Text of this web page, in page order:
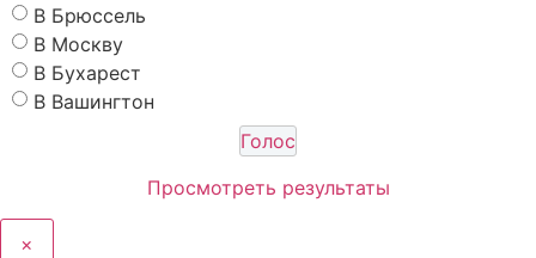
В Брюссель
В Москву
В Бухарест
В Вашингтон
Просмотреть результаты
×